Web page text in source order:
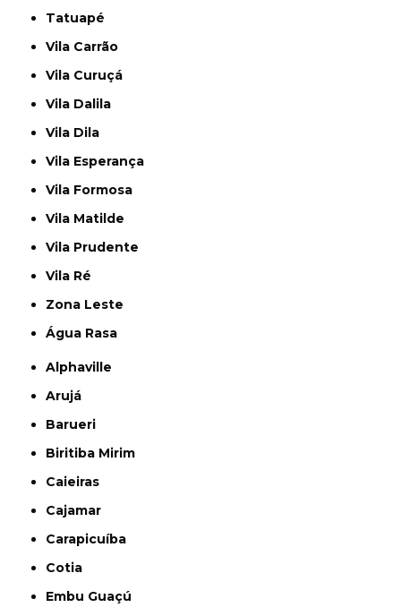
Tatuapé
Vila Carrão
Vila Curuçá
Vila Dalila
Vila Dila
Vila Esperança
Vila Formosa
Vila Matilde
Vila Prudente
Vila Ré
Zona Leste
Água Rasa
Alphaville
Arujá
Barueri
Biritiba Mirim
Caieiras
Cajamar
Carapicuíba
Cotia
Embu Guaçú